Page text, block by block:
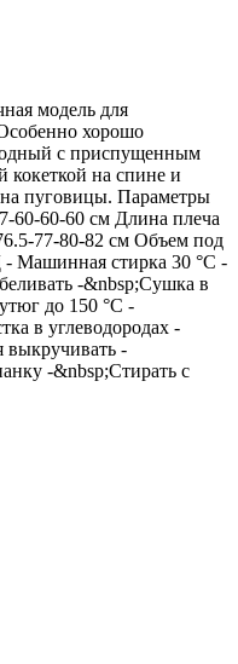
модель для
хорошо
с приспущенным
на спине и
на пуговицы. Параметры
60-60-60 см Длина плеча
77-80-82 см Объем под
Машинная стирка 30 °С -
-&nbsp;Сушка в
до 150 °С -
в углеводородах -
выкручивать -
-&nbsp;Стирать с